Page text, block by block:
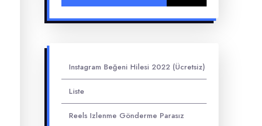
Instagram Beğeni Hilesi 2022 (Ücretsiz)
Liste
Reels Izlenme Gönderme Parasız